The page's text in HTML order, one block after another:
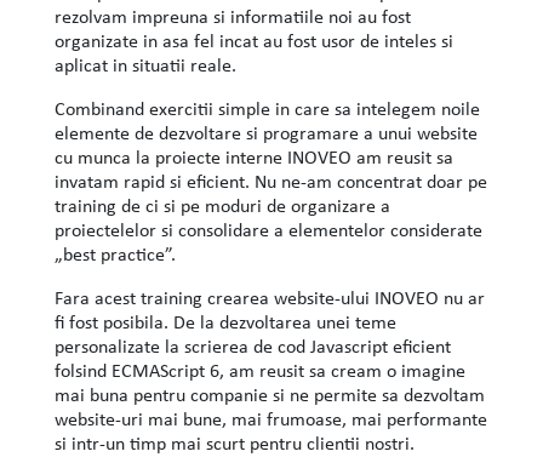
rezolvam impreuna si informatiile noi au fost
organizate in asa fel incat au fost usor de inteles si
aplicat in situatii reale.
Combinand exercitii simple in care sa intelegem noile
elemente de dezvoltare si programare a unui website
cu munca la proiecte interne INOVEO am reusit sa
invatam rapid si eficient. Nu ne-am concentrat doar pe
training de ci si pe moduri de organizare a
proiectelelor si consolidare a elementelor considerate
„best practice”.
Fara acest training crearea website-ului INOVEO nu ar
fi fost posibila. De la dezvoltarea unei teme
personalizate la scrierea de cod Javascript eficient
folsind ECMAScript 6, am reusit sa cream o imagine
mai buna pentru companie si ne permite sa dezvoltam
website-uri mai bune, mai frumoase, mai performante
si intr-un timp mai scurt pentru clientii nostri.